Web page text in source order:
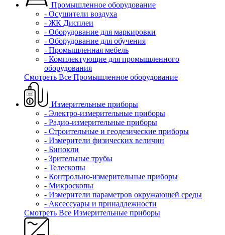
Промышленное оборудование
- Осушители воздуха
- ЖК Дисплеи
- Оборудование для маркировки
- Оборудование для обучения
- Промышленная мебель
- Комплектующие для промышленного
оборудования
Смотреть Все Промышленное оборудование
Измерительные приборы
- Электро-измерительные приборы
- Радио-измерительные приборы
- Строительные и геодезические приборы
- Измерители физических величин
- Бинокли
- Зрительные трубы
- Телескопы
- Контрольно-измерительные приборы
- Микроскопы
- Измерители параметров окружающей среды
- Аксессуары и принадлежности
Смотреть Все Измерительные приборы